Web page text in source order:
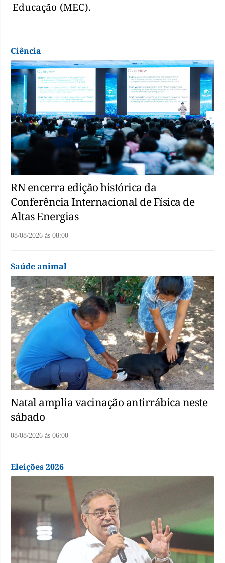
Educação (MEC).
Ciência
RN encerra edição histórica da
Conferência Internacional de Física de
Altas Energias
08/08/2026 às 08:00
Saúde animal
Natal amplia vacinação antirrábica neste
sábado
08/08/2026 às 06:00
Eleições 2026